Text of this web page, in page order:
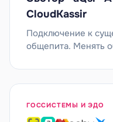
CloudKassir
Подключение к
общепита. Менять
ГОССИСТЕМЫ И ЭДО